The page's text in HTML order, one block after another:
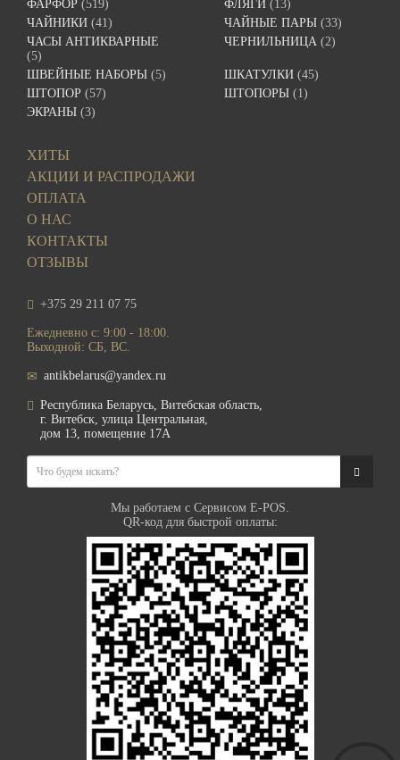
ФАРФОР (519) ФЛЯГИ (13)
ЧАЙНИКИ (41) ЧАЙНЫЕ ПАРЫ (33)
ЧАСЫ АНТИКВАРНЫЕ
(5)
ЧЕРНИЛЬНИЦА (2)
ШВЕЙНЫЕ НАБОРЫ (5) ШКАТУЛКИ (45)
ШТОПОР (57) ШТОПОРЫ (1)
ЭКРАНЫ (3)
ХИТЫ
АКЦИИ И РАСПРОДАЖИ
ОПЛАТА
О НАС
КОНТАКТЫ
ОТЗЫВЫ
+375 29 211 07 75
Ежедневно с: 9:00 - 18:00.
Выходной: СБ, ВС.
antikbelarus@yandex.ru
Республика Беларусь, Витебская область,
г. Витебск, улица Центральная,
дом 13, помещение 17А
Мы работаем с Сервисом E-POS.
QR-код для быстрой оплаты: